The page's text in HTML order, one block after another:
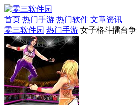
首页 热门手游 热门软件 文章资讯
零三软件园 热门手游 女子格斗擂台